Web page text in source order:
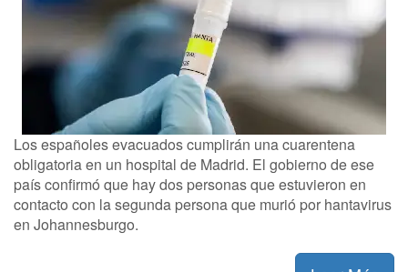
Los españoles evacuados cumplirán una cuarentena
obligatoria en un hospital de Madrid. El gobierno de ese
país confirmó que hay dos personas que estuvieron en
contacto con la segunda persona que murió por hantavirus
en Johannesburgo.